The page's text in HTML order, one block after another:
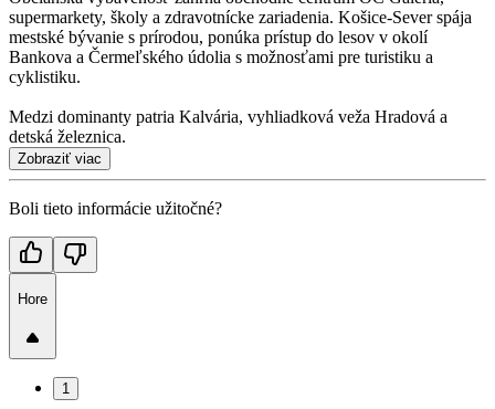
supermarkety, školy a zdravotnícke zariadenia. Košice-Sever spája
mestské bývanie s prírodou, ponúka prístup do lesov v okolí
Bankova a Čermeľského údolia s možnosťami pre turistiku a
cyklistiku.
Medzi dominanty patria Kalvária, vyhliadková veža Hradová a
detská železnica.
Zobraziť viac
Boli tieto informácie užitočné?
Hore
1